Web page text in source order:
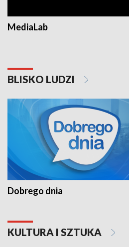
MediaLab
BLISKO LUDZI
Dobrego dnia
KULTURA I SZTUKA